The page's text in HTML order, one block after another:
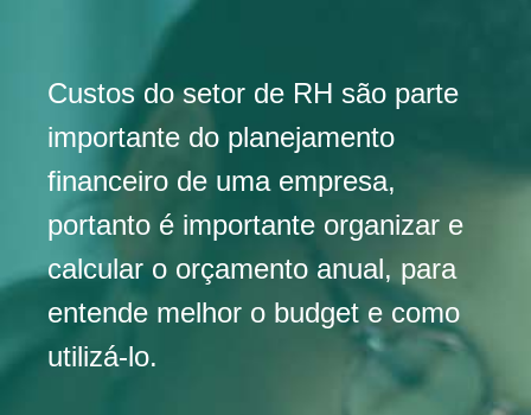
Custos do setor de RH são parte
importante do planejamento
financeiro de uma empresa,
portanto é importante organizar e
calcular o orçamento anual, para
entende melhor o budget e como
utilizá-lo.